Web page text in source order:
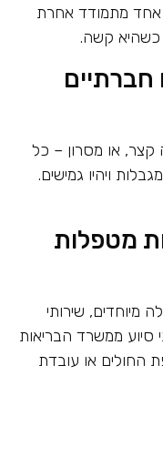
אחד מתמודד אחרת
כשהיא קשה.
או מסרון – כל
ויהיו גמישים.
מטפלות
מיוחדים, שירותי
סיוע ממשרד הבריאות
החולים או עובדת